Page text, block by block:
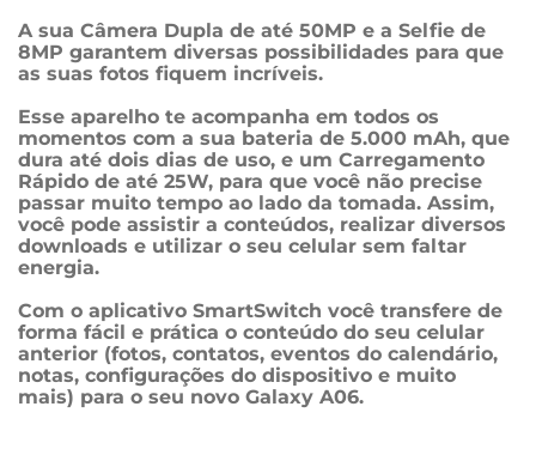
A sua Câmera Dupla de até 50MP e a Selfie de
8MP garantem diversas possibilidades para que
as suas fotos fiquem incríveis.
Esse aparelho te acompanha em todos os
momentos com a sua bateria de 5.000 mAh, que
dura até dois dias de uso, e um Carregamento
Rápido de até 25W, para que você não precise
passar muito tempo ao lado da tomada. Assim,
você pode assistir a conteúdos, realizar diversos
downloads e utilizar o seu celular sem faltar
energia.
Com o aplicativo SmartSwitch você transfere de
forma fácil e prática o conteúdo do seu celular
anterior (fotos, contatos, eventos do calendário,
notas, configurações do dispositivo e muito
mais) para o seu novo Galaxy A06.